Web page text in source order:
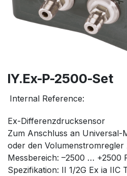
IY.Ex-P-2500-Set
Internal Reference:
Ex-Differenzdrucksensor
Zum Anschluss an Universal-
oder den Volumenstromregler
Messbereich: –2500 … +2500
Spezifikation: II 1/2G Ex ia IIC